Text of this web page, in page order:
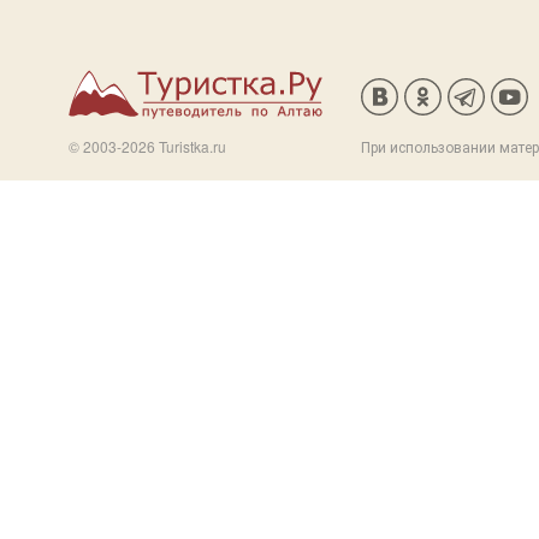
© 2003-2026 Turistka.ru При использовании